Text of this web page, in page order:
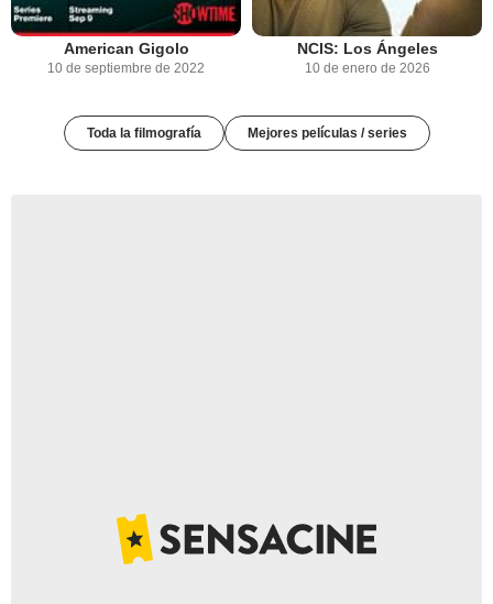
American Gigolo
10 de septiembre de 2022
NCIS: Los Ángeles
10 de enero de 2026
Toda la filmografía Mejores películas / series